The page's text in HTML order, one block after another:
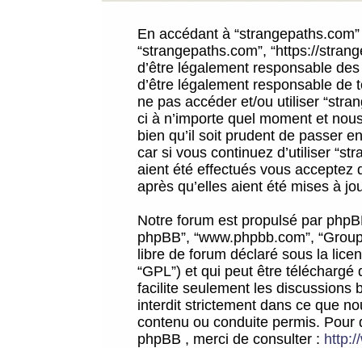
En accédant à
“strangepaths.com”, “https://
d’être légalement responsable
d’être légalement responsable
ne pas accéder et/ou utiliser
ci à n’importe quel moment et
bien qu’il soit prudent de passer
car si vous continuez d’utiliser
aient été effectués vous acceptez
après qu’elles aient été mises à
Notre forum est propulsé par
phpBB”, “www.phpbb.com”,
libre de forum déclaré sous la
“GPL”) et qui peut être téléchargé
facilite seulement les discussions
interdit strictement dans ce que
contenu ou conduite permis.
phpBB , merci de consulter :